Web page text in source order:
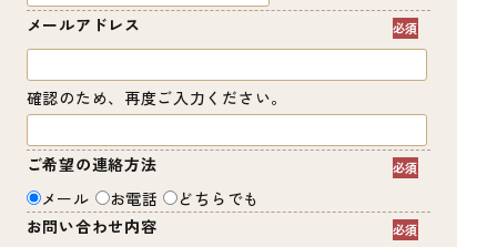
メールアドレス
確認のため、再度ご入力ください。
ご希望の連絡方法
メール
お電話
どちらでも
お問い合わせ内容